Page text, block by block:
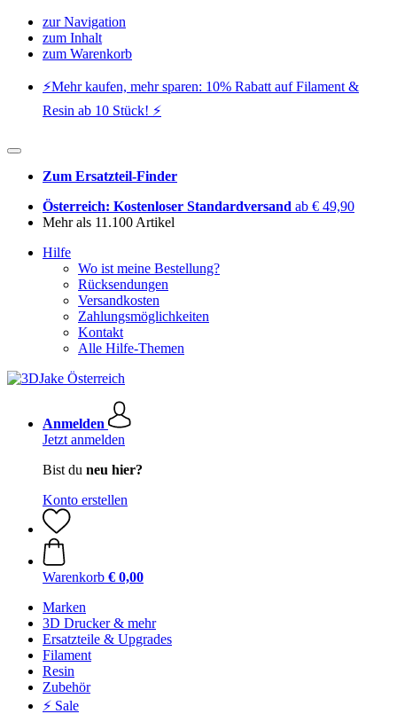
zur Navigation
zum Inhalt
zum Warenkorb
⚡️Mehr kaufen, mehr sparen: 10% Rabatt auf Filament &
Resin ab 10 Stück! ⚡️
Zum Ersatzteil-Finder
Österreich: Kostenloser Standardversand ab € 49,90
Mehr als 11.100 Artikel
Hilfe
Wo ist meine Bestellung?
Rücksendungen
Versandkosten
Zahlungsmöglichkeiten
Kontakt
Alle Hilfe-Themen
Anmelden
Jetzt anmelden
Bist du neu hier?
Konto erstellen
Warenkorb € 0,00
Marken
3D Drucker & mehr
Ersatzteile & Upgrades
Filament
Resin
Zubehör
⚡ Sale